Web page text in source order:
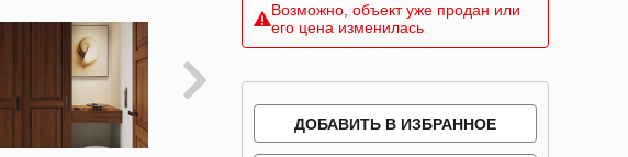
Возможно, объект уже продан или
его цена изменилась
ДОБАВИТЬ В ИЗБРАННОЕ